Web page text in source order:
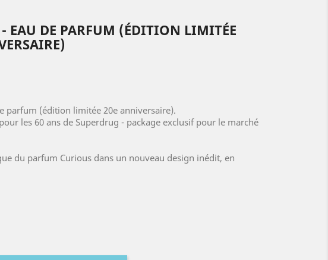
EAU DE PARFUM (ÉDITION LIMITÉE
parfum (édition limitée 20e anniversaire).
les 60 ans de Superdrug - package exclusif pour le marché
du parfum Curious dans un nouveau design inédit, en